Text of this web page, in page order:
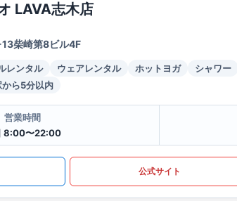
LAVA志木店
柴崎第8ビル4F
レンタル ウェアレンタル ホットヨガ
シャワー
から5分以内
営業時間
8:00〜22:00
公式サイト